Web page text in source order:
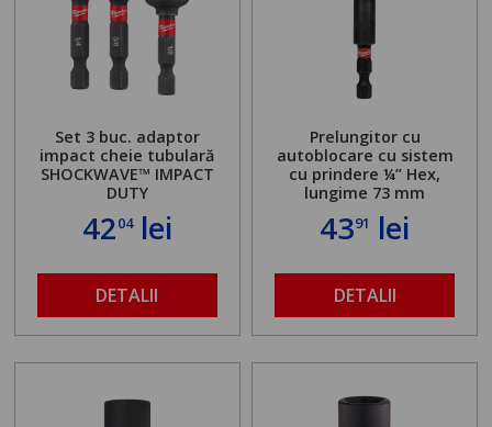
Set 3 buc. adaptor
impact cheie tubulară
SHOCKWAVE™ IMPACT
DUTY
4204lei
DETALII
Prelungitor cu
autoblocare cu sistem
cu prindere ¼” Hex,
lungime 73 mm
4391 lei
DETALII